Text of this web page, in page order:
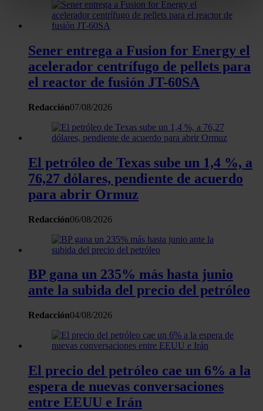
metros
Identificar su dispositivo analizándolo activamente
digitales)
Obtenga más información sobre cómo se procesan sus
datos personales y establezca sus preferencias en la
sección de datos. Puede cambiar o retirar su
consentimiento en cualquier momento en la Declaración
de cookies.
el contenido y los anuncios, ofrecer funciones de redes
sociales y analizar el tráfico. Además, compartimos
información sobre el uso que haga del sitio web con
nuestros partners de redes sociales, publicidad y análisis
web, quienes pueden combinarla con otra información
que les haya proporcionado o que hayan recopilado a
partir del uso que haya hecho de sus servicios.
Sener entrega a Fusion for Energy el
acelerador centrífugo de pellets para
el reactor de fusión JT-60SA
Redacción07/08/2026
El petróleo de Texas sube un 1,4 %, a
76,27 dólares, pendiente de acuerdo
para abrir Ormuz
Redacción06/08/2026
BP gana un 235% más hasta junio
ante la subida del precio del petróleo
Redacción04/08/2026
El precio del petróleo cae un 6% a la
espera de nuevas conversaciones
entre EEUU e Irán